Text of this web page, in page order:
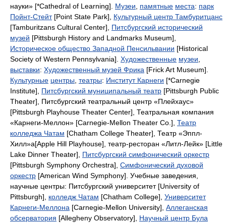
науки» [*Cathedral of Learning]. Музеи памятные места: парк
Пойнт-Стейт[Point State Park], Культурный центр Тамбуритцанс
[Tamburitzans Cultural Center], Питсбургский исторический
музей [Pittsburgh History and Landmarks Museum],
Историческое общество Западной Пенсильвании [Historical
Society of Western Pennsylvania]. Художественные музеи
выставки: Художественный музей Фрика [Frick Art Museum].
Культурные центры театры: Институт Карнеги [*Carnegie
Institute], Питсбургский муниципальный театр [Pittsburgh Public
Theater], Питсбургский театральный центр «Плейхаус»
[Pittsburgh Playhouse Theater Center], Театральная компания
«Карнеги-Меллон» [Carnegie-Mellon Theater Co.], Театр
колледжа Чатам [Chatham College Theater], Театр «Эппл-
Хилл»а[Apple Hill Playhouse], театр-ресторан «Литл-Лейк» [Little
Lake Dinner Theater], Питсбургский симфонический оркестр
[Pittsburgh Symphony Orchestra], Симфонический духовой
оркестр [American Wind Symphony]. Учебные заведения,
научные центры: Питсбургский университет[University of
Pittsburgh], колледж Чатам [Chatham College], Университет
Карнеги-Меллона [Carnegie-Mellon University], Аллеганская
обсерватория [Allegheny Observatory], Научный центр Була